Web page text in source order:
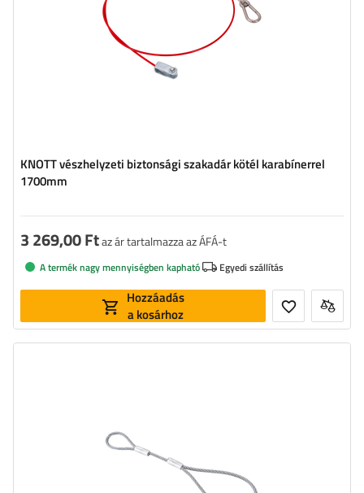
KNOTT vészhelyzeti biztonsági szakadár kötél karabínerrel
1700mm
3 269,00 Ftaz ár tartalmazza az ÁFÁ-t
A termék nagy mennyiségben kapható Egyedi szállítás
Hozzáadás
a kosárhoz